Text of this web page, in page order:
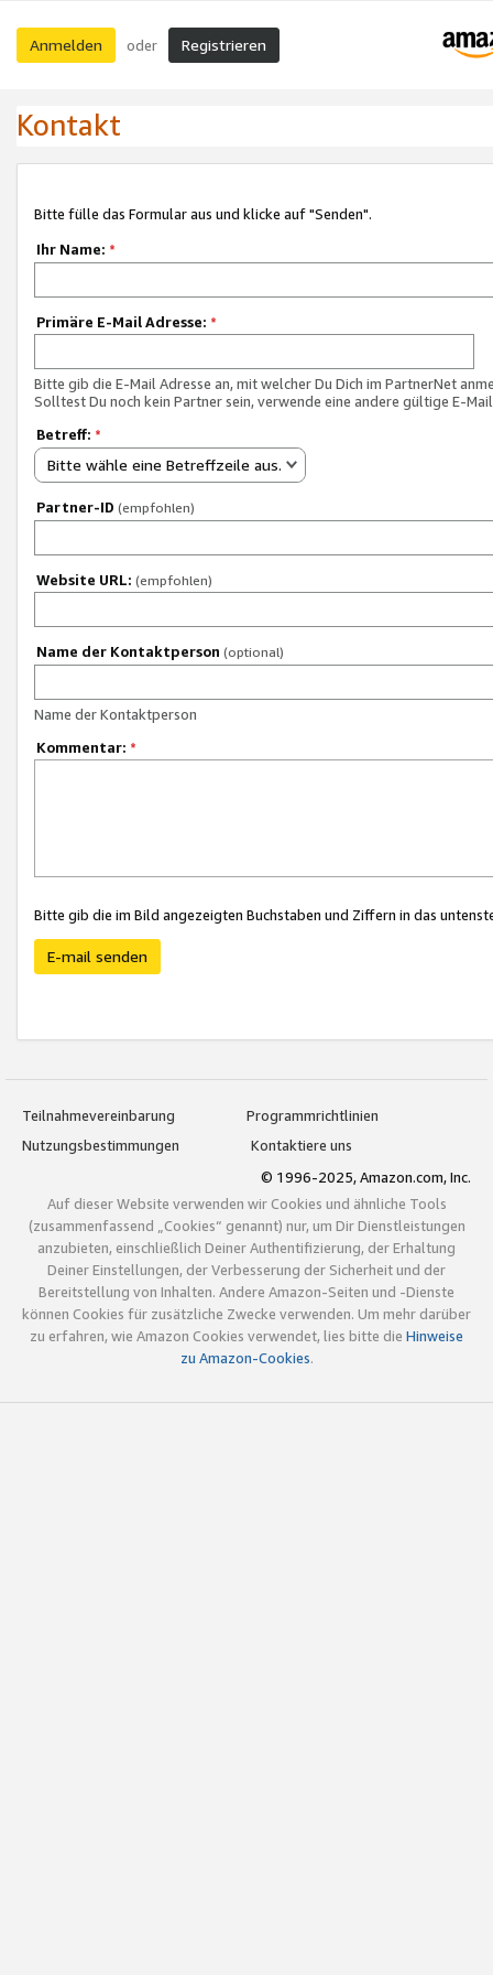
Anmelden oder Registrieren
Kontakt
Bitte fülle das Formular aus und klicke auf "Senden".
Ihr Name: *
Primäre E-Mail Adresse: *
Bitte gib die E-Mail Adresse an, mit welcher Du Dich im PartnerNet
Solltest Du noch kein Partner sein, verwende eine andere gültige E-
Betreff: *
Bitte wähle eine Betreffzeile aus.
Partner-ID (empfohlen)
Website URL: (empfohlen)
Name der Kontaktperson (optional)
Name der Kontaktperson
Kommentar: *
Bitte gib die im Bild angezeigten Buchstaben und Ziffern in das
E-mail senden
Teilnahmevereinbarung
Programmrichtlinien
Nutzungsbestimmungen
Kontaktiere uns
© 1996-2025, Amazon.com, Inc.
Auf dieser Website verwenden wir Cookies und ähnliche Tools
(zusammenfassend „Cookies“ genannt) nur, um Dir Dienstleistungen
anzubieten, einschließlich Deiner Authentifizierung, der Erhaltung
Deiner Einstellungen, der Verbesserung der Sicherheit und der
Bereitstellung von Inhalten. Andere Amazon-Seiten und -Dienste
können Cookies für zusätzliche Zwecke verwenden. Um mehr darüber
zu erfahren, wie Amazon Cookies verwendet, lies bitte die Hinweise
zu Amazon-Cookies.